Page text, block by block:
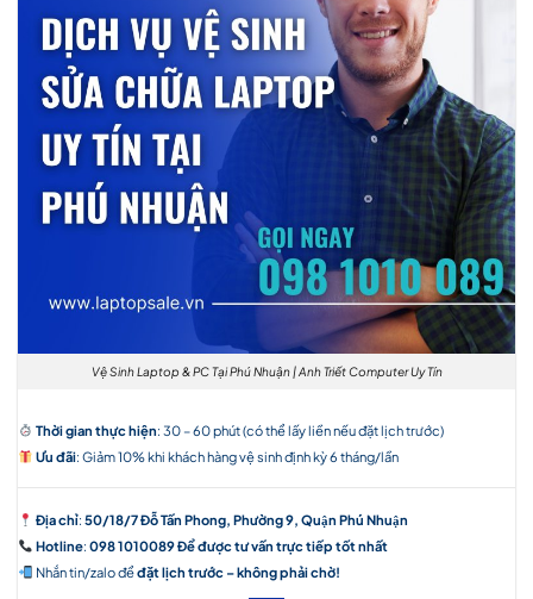
Vệ Sinh Laptop & PC Tại Phú Nhuận | Anh Triết Computer Uy Tín
Thời gian thực hiện: 30 – 60 phút (có thể lấy liền nếu đặt lịch trước)
Ưu đãi: Giảm 10% khi khách hàng vệ sinh định kỳ 6 tháng/lần
Địa chỉ: 50/18/7 Đỗ Tấn Phong, Phường 9, Quận Phú Nhuận
Hotline: 098 1010089 Để được tư vấn trực tiếp tốt nhất
Nhắn tin/zalo đểđặt lịch trước – không phải chờ!